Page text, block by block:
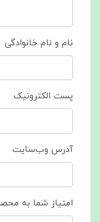
نام و نام خانوادگی
پست الکترونیک
آدرس وب‌سایت
امتیاز شما به